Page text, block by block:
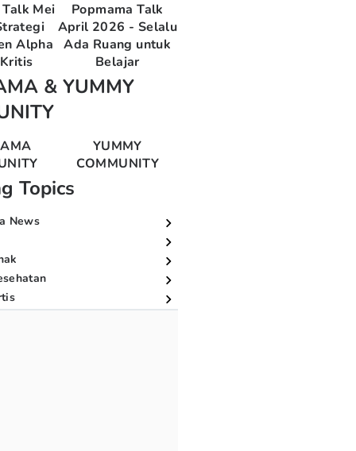
Mei
Alpha
Popmama Talk
April 2026 - Selalu
Ada Ruang untuk
Belajar
& YUMMY
YUMMY
COMMUNITY
Topics
News